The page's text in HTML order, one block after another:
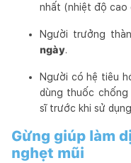
nhất (nhiệt độ cao
Người trưởng
ngày.
Người có hệ tiêu
dùng thuốc chống
sĩ trước khi sử
Gừng giúp làm
nghẹt mũi